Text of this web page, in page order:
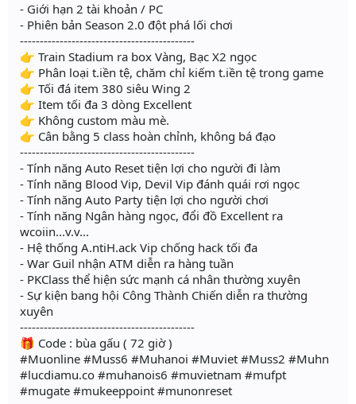
- Giới hạn 2 tài khoản / PC
- Phiên bản Season 2.0 đột phá lối chơi
--------------------------------------------
👉 Train Stadium ra box Vàng, Bạc X2 ngọc
👉 Phân loại t.iền tệ, chăm chỉ kiếm t.iền tệ trong game
👉 Tối đá item 380 siêu Wing 2
👉 Item tối đa 3 dòng Excellent
👉 Không custom màu mè.
👉 Cân bằng 5 class hoàn chỉnh, không bá đạo
--------------------------------------------
- Tính năng Auto Reset tiện lợi cho người đi làm
- Tính năng Blood Vip, Devil Vip đánh quái rơi ngọc
- Tính năng Auto Party tiện lợi cho người chơi
- Tính năng Ngân hàng ngọc, đổi đồ Excellent ra
wcoiin...v.v...
- Hệ thống A.ntiH.ack Vip chống hack tối đa
- War Guil nhận ATM diễn ra hàng tuần
- PKClass thể hiện sức mạnh cá nhân thường xuyên
- Sự kiện bang hội Công Thành Chiến diễn ra thường
xuyên
--------------------------------------------
🎁 Code : bùa gấu ( 72 giờ )
#Muonline #Muss6 #Muhanoi #Muviet #Muss2 #Muhn
#lucdiamu.co #muhanois6 #muvietnam #mufpt
#mugate #mukeeppoint #munonreset